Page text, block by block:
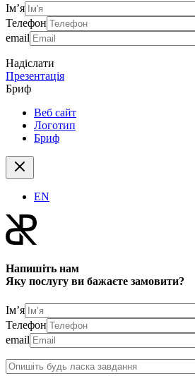
Ім’я
Телефон
email
Надіслати
Презентація
Бриф
Веб сайт
Логотип
Бриф
EN
Напишіть нам
Яку послугу ви бажаєте замовити?
Ім’я
Телефон
email